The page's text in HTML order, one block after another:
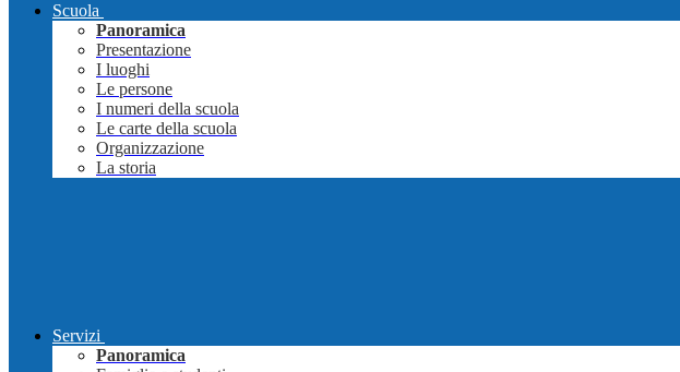
Scuola
Panoramica
Presentazione
I luoghi
Le persone
I numeri della scuola
Le carte della scuola
Organizzazione
La storia
Servizi
Panoramica